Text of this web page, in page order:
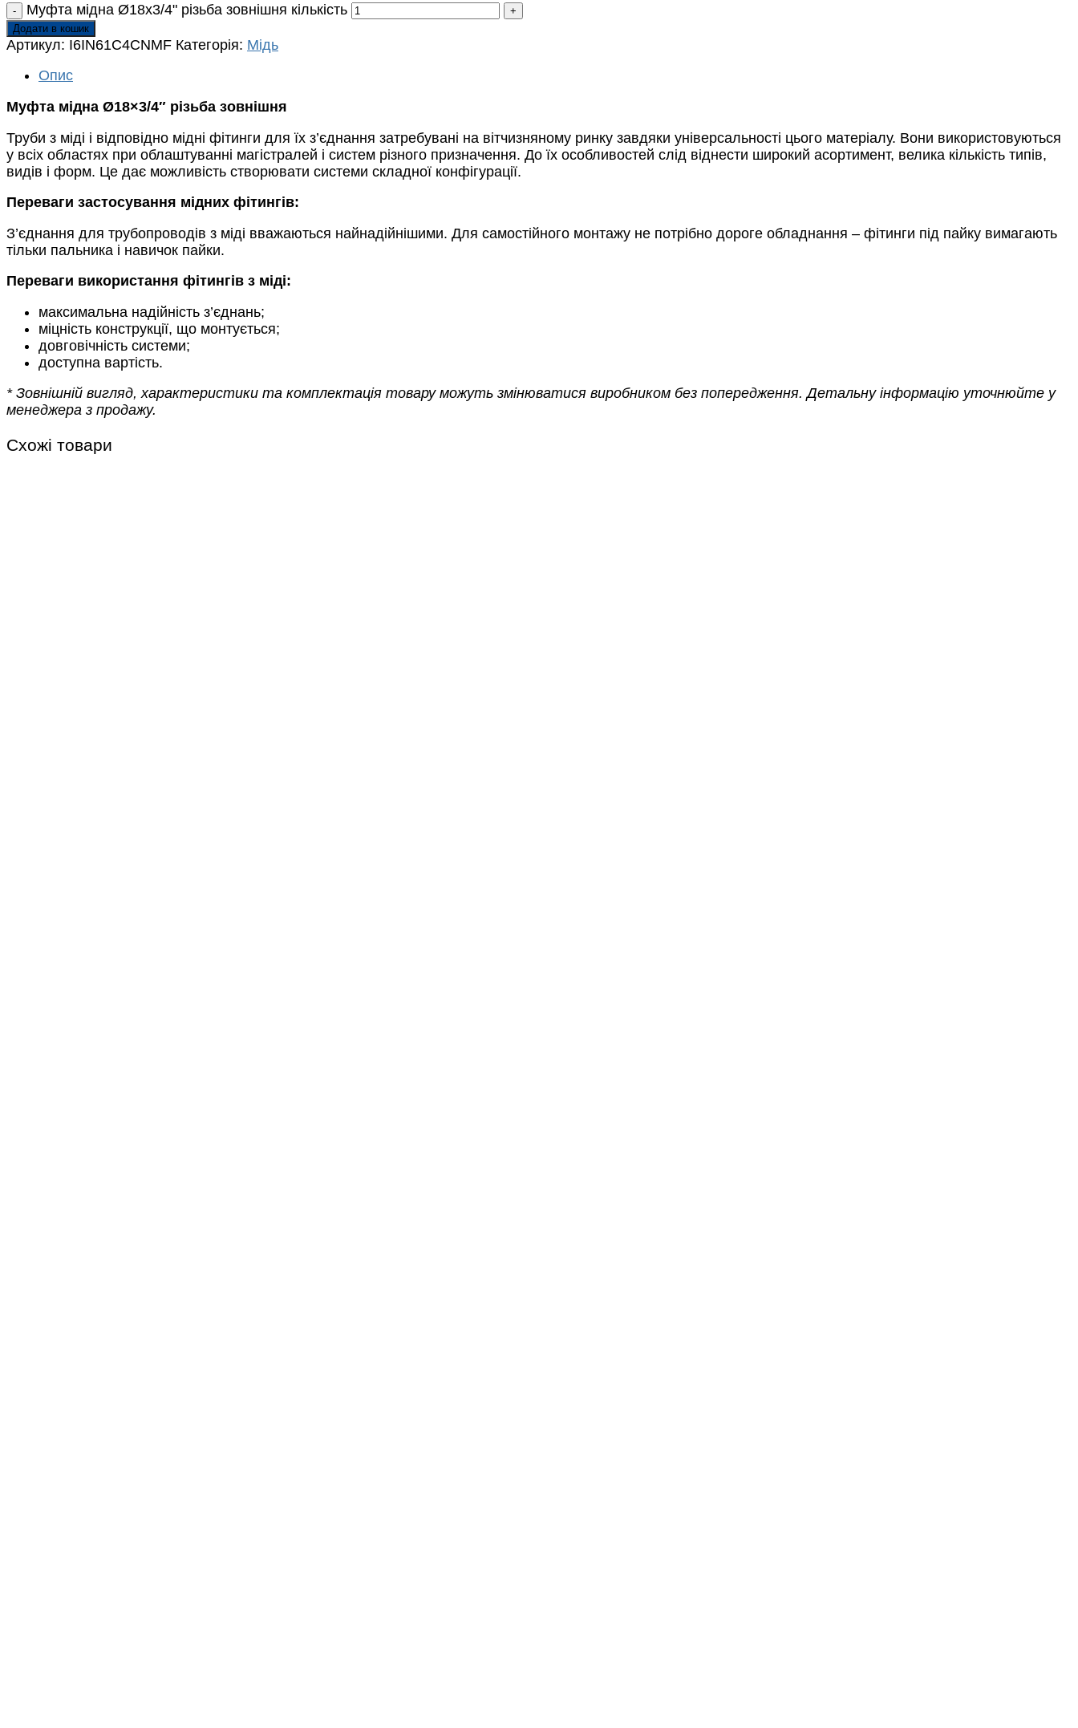
Муфта мідна Ø18x3/4" різьба зовнішня кількість
Додати в кошик
Артикул: I6IN61C4CNMF Категорія: Мідь
Опис
Муфта мідна Ø18×3/4″ різьба зовнішня
Труби з міді і відповідно мідні фітинги для їх з’єднання затребувані на вітчизняному ринку завдяки універсальності цього матеріалу. Вони використовуються
у всіх областях при облаштуванні магістралей і систем різного призначення. До їх особливостей слід віднести широкий асортимент, велика кількість типів,
видів і форм. Це дає можливість створювати системи складної конфігурації.
Переваги застосування мідних фітингів:
З’єднання для трубопроводів з міді вважаються найнадійнішими. Для самостійного монтажу не потрібно дороге обладнання – фітинги під пайку вимагають
тільки пальника і навичок пайки.
Переваги використання фітингів з міді:
максимальна надійність з’єднань;
міцність конструкції, що монтується;
довговічність системи;
доступна вартість.
* Зовнішній вигляд, характеристики та комплектація товару можуть змінюватися виробником без попередження. Детальну інформацію уточнюйте у
менеджера з продажу.
Схожі товари